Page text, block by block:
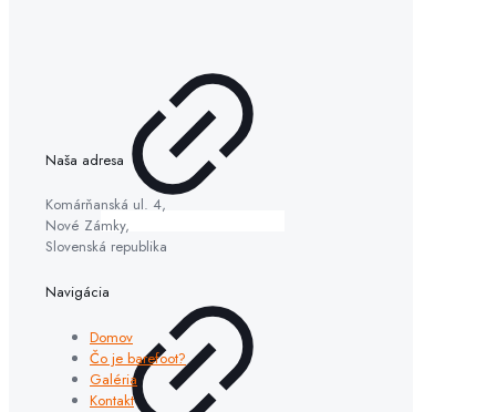
Naša adresa
Komárňanská ul. 4,
Nové Zámky,
Slovenská republika
Navigácia
Domov
Čo je barefoot?
Galéria
Kontakt